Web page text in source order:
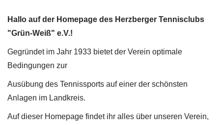
Hallo auf der Homepage des Herzberger Tennisclubs
"Grün-Weiß" e.V.!
Gegründet im Jahr 1933 bietet der Verein optimale
Bedingungen zur
Ausübung des Tennissports auf einer der schönsten
Anlagen im Landkreis.
Auf dieser Homepage findet ihr alles über unseren Verein,